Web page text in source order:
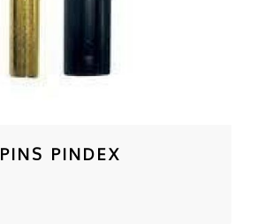
PINS PINDEX